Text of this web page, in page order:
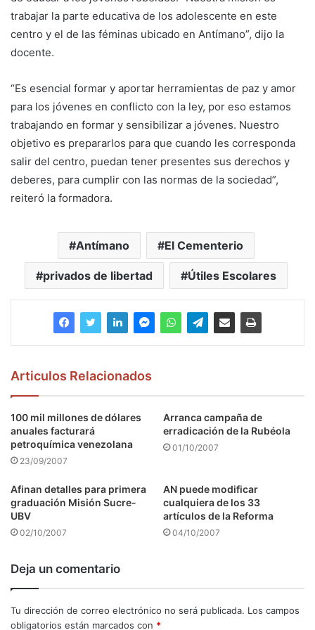
trabajar la parte educativa de los adolescente en este
centro y el de las féminas ubicado en Antímano”, dijo la
docente.
“Es esencial formar y aportar herramientas de paz y amor
para los jóvenes en conflicto con la ley, por eso estamos
trabajando en formar y sensibilizar a jóvenes. Nuestro
objetivo es prepararlos para que cuando les corresponda
salir del centro, puedan tener presentes sus derechos y
deberes, para cumplir con las normas de la sociedad”,
reiteró la formadora.
Antímano El Cementerio
privados de libertad Útiles Escolares
Articulos Relacionados
100 mil millones de dólares
anuales facturará
petroquímica venezolana
23/09/2007
Arranca campaña de
erradicación de la Rubéola
01/10/2007
Afinan detalles para primera
graduación Misión Sucre-
UBV
02/10/2007
AN puede modificar
cualquiera de los 33
artículos de la Reforma
04/10/2007
Deja un comentario
Tu dirección de correo electrónico no será publicada. Los campos
obligatorios están marcados con *